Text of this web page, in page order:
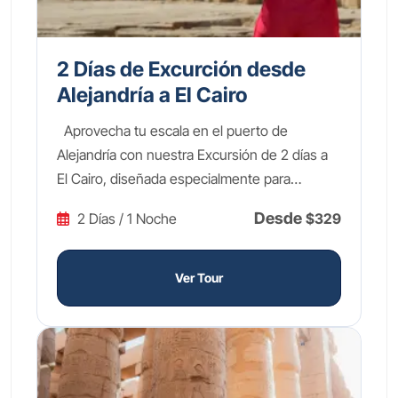
2 Días de Excurción desde
Alejandría a El Cairo
Aprovecha tu escala en el puerto de
Alejandría con nuestra Excursión de 2 días a
El Cairo, diseñada especialmente para
mejor de Egipto en tiempo limitado. Descubre
las legendarias Pirámides de Guiza (Keops,
Kefrén y Micerinos), la enigmática Esfinge, el
Templo del Valle y la Pirámide Escalonada de
Djoser en Saqqara, la primera estructura
piramidal de la historia. El segundo día
visitarás el impresionante Gran Museo Egipcio
2 Días / 1 Noche Desde $329
Ver Tour